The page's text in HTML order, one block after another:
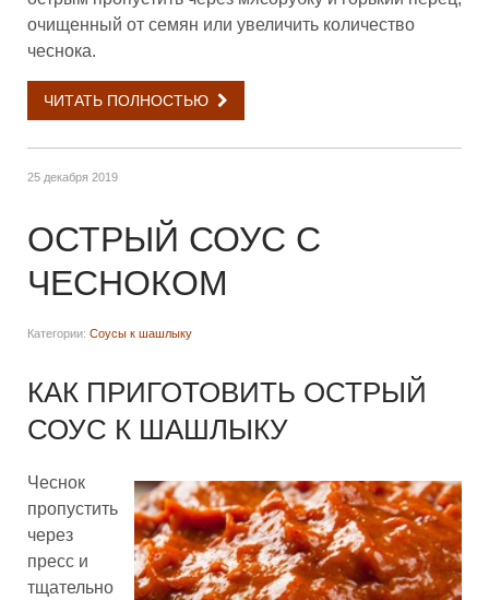
очищенный от семян или увеличить количество
чеснока.
ЧИТАТЬ ПОЛНОСТЬЮ
25 декабря 2019
ОСТРЫЙ СОУС С
ЧЕСНОКОМ
Категории: Соусы к шашлыку
КАК ПРИГОТОВИТЬ ОСТРЫЙ
СОУС К ШАШЛЫКУ
Чеснок
пропустить
через
пресс и
тщательно